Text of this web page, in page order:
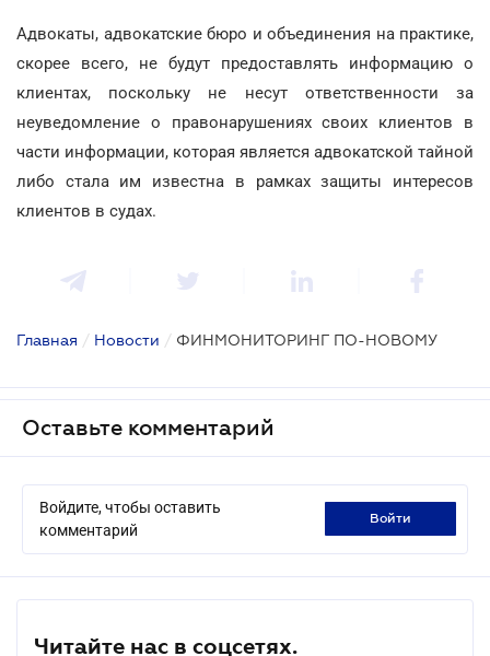
Адвокаты, адвокатские бюро и объединения на практике,
скорее всего, не будут предоставлять информацию о
клиентах, поскольку не несут ответственности за
неуведомление о правонарушениях своих клиентов в
части информации, которая является адвокатской тайной
либо стала им известна в рамках защиты интересов
клиентов в судах.
Главная / Новости / ФИНМОНИТОРИНГ ПО-НОВОМУ
Оставьте комментарий
Войдите, чтобы оставить
комментарий
войти
Читайте нас в соцсетях.